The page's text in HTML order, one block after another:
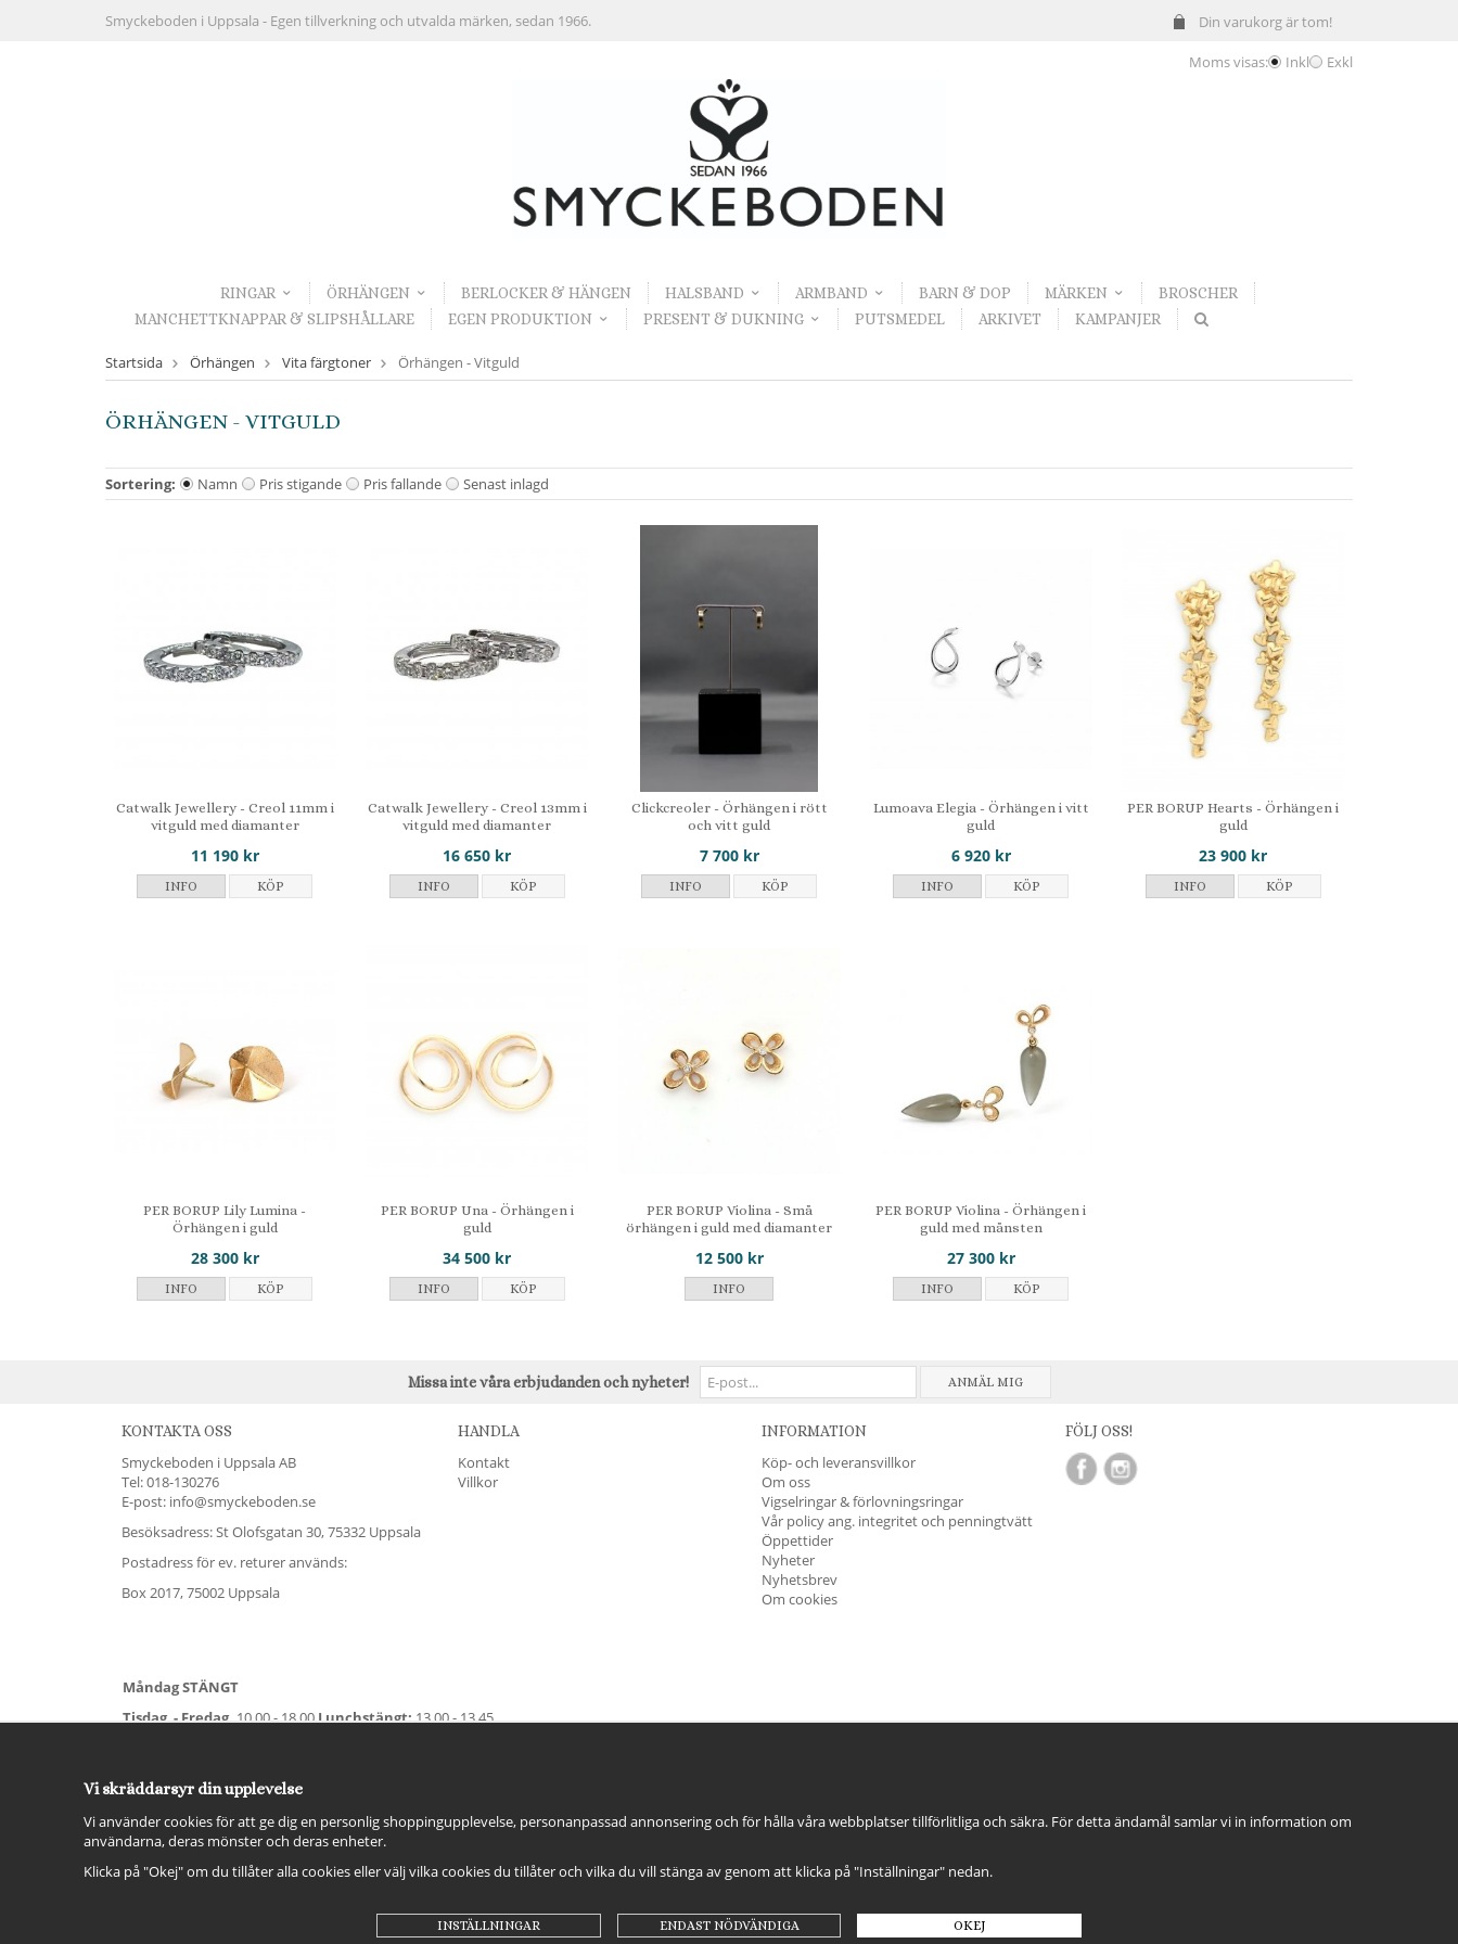
Din varukorg är tom!
Smyckeboden i Uppsala - Egen tillverkning och utvalda märken, sedan 1966.
Moms visas: Inkl Exkl
RINGAR ÖRHÄNGEN BERLOCKER & HÄNGEN HALSBAND ARMBAND BARN & DOP MÄRKEN
BROSCHER
MANCHETTKNAPPAR & SLIPSHÅLLARE
EGEN PRODUKTION PRESENT & DUKNING PUTSMEDEL ARKIVET KAMPANJER
Startsida Örhängen Vita färgtoner Örhängen - Vitguld
ÖRHÄNGEN - VITGULD
Sortering: Namn Pris stigande Pris fallande Senast inlagd
Catwalk Jewellery - Creol 11mm i
vitguld med diamanter
11 190 kr
INFO KÖP
Catwalk Jewellery - Creol 13mm i
vitguld med diamanter
16 650 kr
INFO KÖP
Clickcreoler - Örhängen i rött
och vitt guld
7 700 kr
INFO KÖP
Lumoava Elegia - Örhängen i vitt
guld
6 920 kr
INFO KÖP
PER BORUP Hearts - Örhängen i
guld
23 900 kr
INFO KÖP
PER BORUP Lily Lumina -
Örhängen i guld
28 300 kr
INFO KÖP
PER BORUP Una - Örhängen i
guld
34 500 kr
INFO KÖP
PER BORUP Violina - Små
örhängen i guld med diamanter
12 500 kr
INFO
PER BORUP Violina - Örhängen i
guld med månsten
27 300 kr
INFO KÖP
Missa inte våra erbjudanden och nyheter! ANMÄL MIG
KONTAKTA OSS
Smyckeboden i Uppsala AB
Tel:018-130276
E-post: info@smyckeboden.se
Besöksadress: St Olofsgatan 30, 75332 Uppsala
Postadress för ev. returer används:
Box 2017, 75002 Uppsala
Måndag STÄNGT
Tisdag - Fredag, 10.00 - 18.00 Lunchstängt: 13.00 - 13.45
För avvikande öppettider:
HANDLA
Kontakt
Villkor
INFORMATION
Köp- och leveransvillkor
Om oss
Vigselringar & förlovningsringar
Vår policy ang. integritet och penningtvätt
Öppettider
Nyheter
Nyhetsbrev
Om cookies
FÖLJ OSS!
Vi skräddarsyr din upplevelse
Vi använder cookies för att ge dig en personlig shoppingupplevelse, personanpassad annonsering och för hålla våra webbplatser tillförlitliga och säkra. För detta ändamål samlar vi in information om
användarna, deras mönster och deras enheter.
Klicka på "Okej" om du tillåter alla cookies eller välj vilka cookies du tillåter och vilka du vill stänga av genom att klicka på "Inställningar" nedan.
INSTÄLLNINGAR ENDAST NÖDVÄNDIGA OKEJ